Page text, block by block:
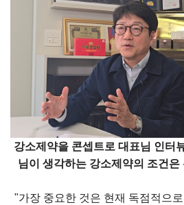
강소제약을 콘셉트로 대표님 인터
님이 생각하는 강소제약의 조건은
"가장 중요한 것은 현재 독점적으